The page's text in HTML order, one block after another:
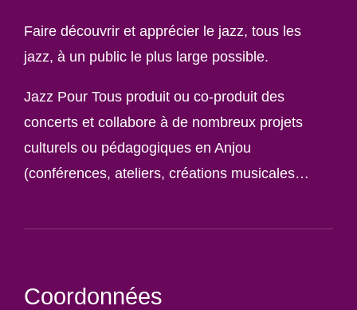
Faire découvrir et apprécier le jazz, tous les
jazz, à un public le plus large possible.
Jazz Pour Tous produit ou co-produit des
concerts et collabore à de nombreux projets
culturels ou pédagogiques en Anjou
(conférences, ateliers, créations musicales…
Coordonnées